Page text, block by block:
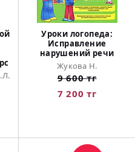
Уроки логопеда:
Исправление
нарушений речи
Жукова Н.
9 600 тг
7 200 тг